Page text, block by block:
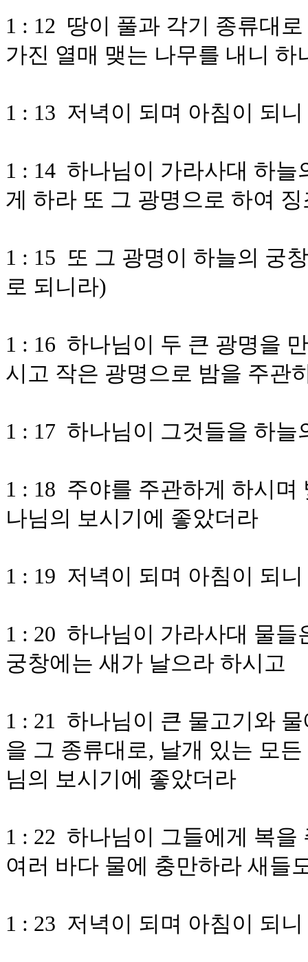
1 : 12 땅이 풀과 각기 종류대
가진 열매 맺는 나무를 내니
1 : 13 저녁이 되며 아침이 되
1 : 14 하나님이 가라사대 하
게 하라 또 그 광명으로 하여
1 : 15 또 그 광명이 하늘의 궁
로 되니라)
1 : 16 하나님이 두 큰 광명을
시고 작은 광명으로 밤을 주관
1 : 17 하나님이 그것들을 하
1 : 18 주야를 주관하게 하시
나님의 보시기에 좋았더라
1 : 19 저녁이 되며 아침이 되
1 : 20 하나님이 가라사대 물
궁창에는 새가 날으라 하시고
1 : 21 하나님이 큰 물고기와
을 그 종류대로, 날개 있는 모
님의 보시기에 좋았더라
1 : 22 하나님이 그들에게 복
여러 바다 물에 충만하라 새들
1 : 23 저녁이 되며 아침이 되